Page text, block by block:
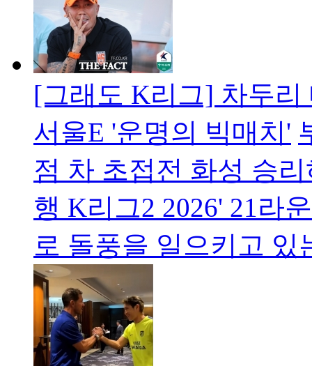
[그래도 K리그] 차두리
서울E '운명의 빅매치'
점 차 초접전 화성 승
행 K리그2 2026' 21라
로 돌풍을 일으키고 있